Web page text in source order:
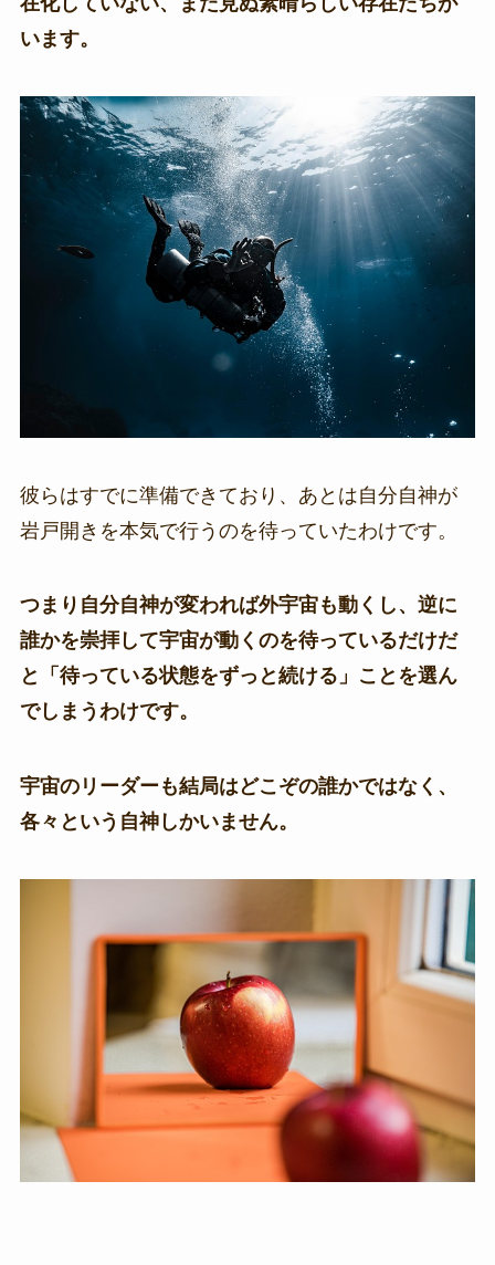
います。
彼らはすでに準備できており、あとは自分自神が
岩戸開きを本気で行うのを待っていたわけです。
つまり自分自神が変われば外宇宙も動くし、逆に
誰かを崇拝して宇宙が動くのを待っているだけだ
と「待っている状態をずっと続ける」ことを選ん
でしまうわけです。
宇宙のリーダーも結局はどこぞの誰かではなく、
各々という自神しかいません。